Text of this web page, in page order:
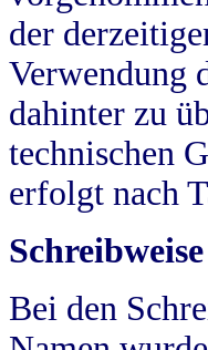
der
Verwendung
dahinter zu
technischen
erfolgt nach
Bei den